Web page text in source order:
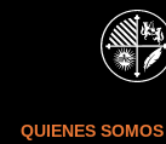
Skip to main content
QUIENES SOMOS